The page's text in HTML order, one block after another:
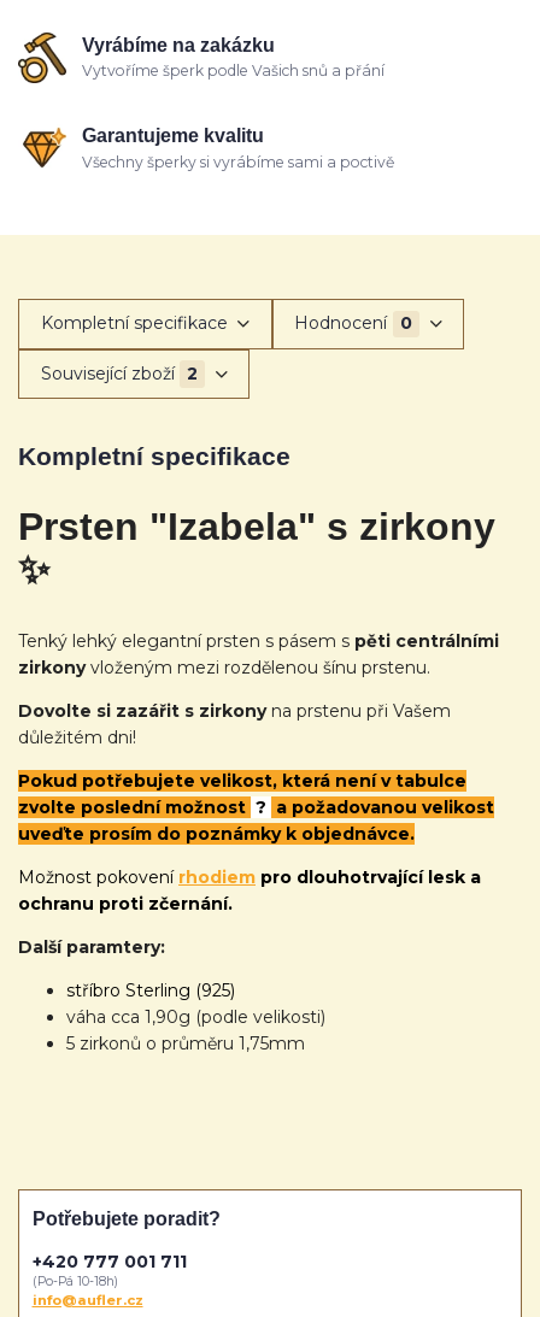
Vyrábíme na zakázku
Vytvoříme šperk podle Vašich snů a přání
Garantujeme kvalitu
Všechny šperky si vyrábíme sami a poctivě
Kompletní specifikace Hodnocení 0
Související zboží 2
Kompletní specifikace
Prsten "Izabela" s zirkony
✨
Tenký lehký elegantní prsten s pásem s pěti centrálními
zirkonyvloženým mezi rozdělenou šínu prstenu.
Dovolte si zazářit s zirkonyna prstenu při Vašem
důležitém dni!
Pokud potřebujete velikost, která není v tabulce
zvolte poslední možnost ? a požadovanou velikost
uveďte prosím do poznámky k objednávce.
Možnost pokovení rhodiem pro dlouhotrvající lesk a
ochranu proti zčernání.
Další paramtery:
stříbro Sterling (925)
váha cca 1,90g (podle velikosti)
5 zirkonů o průměru 1,75mm
Potřebujete poradit?
+420 777 001 711
(Po-Pá 10-18h)
info@aufler.cz